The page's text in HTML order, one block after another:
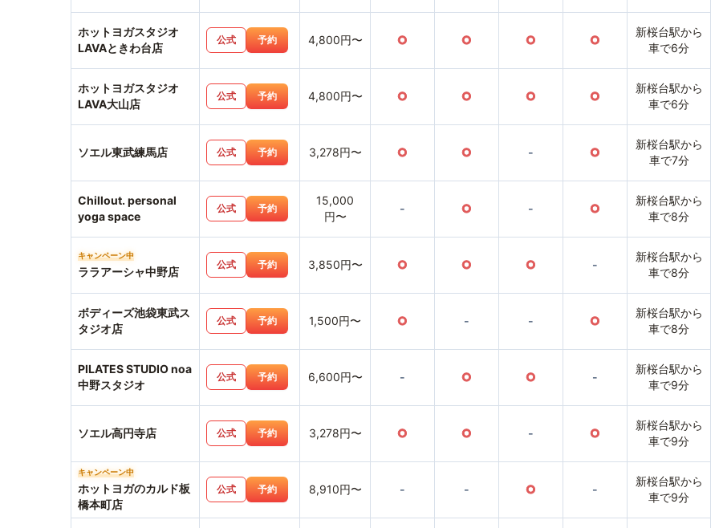
ホットヨガスタジオ
LAVAときわ台店
公式 予約 4,800円〜 ○ ○ ○ ○
新桜台駅から
車で6分
ホットヨガスタジオ
LAVA大山店
公式 予約 4,800円〜 ○ ○ ○ ○
新桜台駅から
車で6分
ソエル東武練馬店 公式 予約 3,278円〜 ○ ○ - ○
新桜台駅から
車で7分
Chillout. personal
yoga space
公式 予約
15,000
円〜
- ○ - ○
新桜台駅から
車で8分
キャンペーン中
ララアーシャ中野店
公式 予約 3,850円〜 ○ ○ ○ -
新桜台駅から
車で8分
ボディーズ池袋東武ス
タジオ店
公式 予約 1,500円〜 ○ - - ○
新桜台駅から
車で8分
PILATES STUDIO noa
中野スタジオ
公式 予約 6,600円〜 - ○ ○ -
新桜台駅から
車で9分
ソエル高円寺店 公式 予約 3,278円〜 ○ ○ - ○
新桜台駅から
車で9分
キャンペーン中
ホットヨガのカルド板
橋本町店
公式 予約 8,910円〜 - - ○ -
新桜台駅から
車で9分